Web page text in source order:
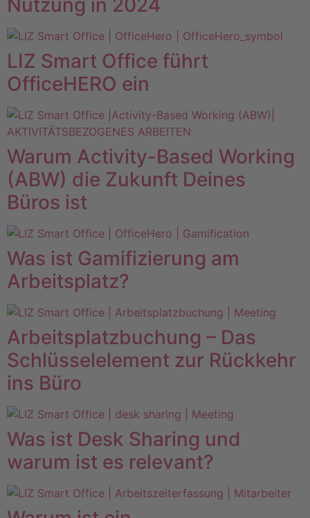
Nutzung in 2024
LIZ Smart Office führt
OfficeHERO ein
Warum Activity-Based Working
(ABW) die Zukunft Deines
Büros ist
Was ist Gamifizierung am
Arbeitsplatz?
Arbeitsplatzbuchung – Das
Schlüsselelement zur Rückkehr
ins Büro
Was ist Desk Sharing und
warum ist es relevant?